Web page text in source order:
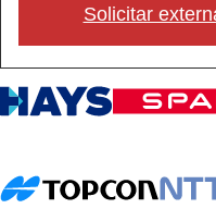
Solicitar